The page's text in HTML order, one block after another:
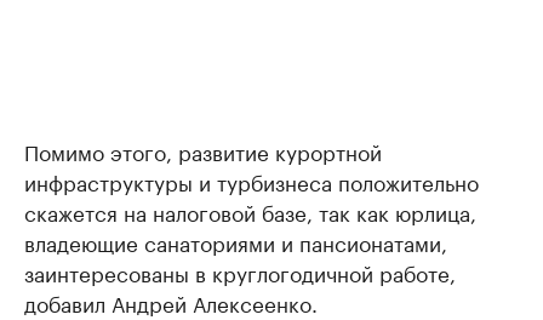
Помимо этого, развитие курортной
инфраструктуры и турбизнеса положительно
скажется на налоговой базе, так как юрлица,
владеющие санаториями и пансионатами,
заинтересованы в круглогодичной работе,
добавил Андрей Алексеенко.